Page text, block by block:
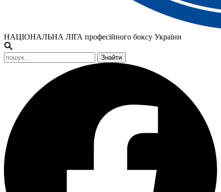
НАЦІОНАЛЬНА ЛІГА професійного боксу України